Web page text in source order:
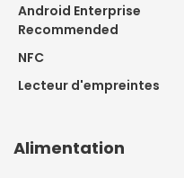
Android Enterprise
Recommended
NFC
Lecteur d'empreintes
Alimentation